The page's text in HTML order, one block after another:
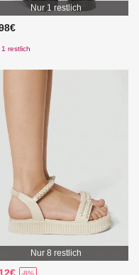
Nur 1 restlich
1 restlich
Nur 8 restlich
-8%